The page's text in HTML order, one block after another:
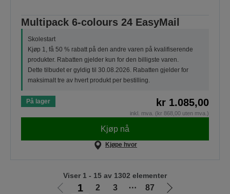
Multipack 6-colours 24 EasyMail
Skolestart
Kjøp 1, få 50 % rabatt på den andre varen på kvalifiserende
produkter. Rabatten gjelder kun for den billigste varen.
Dette tilbudet er gyldig til 30.08.2026. Rabatten gjelder for
maksimalt tre av hvert produkt per bestilling.
På lager kr 1.085,00
inkl. mva. (kr 868,00 uten mva.)
Kjøp nå
Kjøpe hvor
1 2 3 ⋯ 87
Viser 1 - 15 av 1302 elementer